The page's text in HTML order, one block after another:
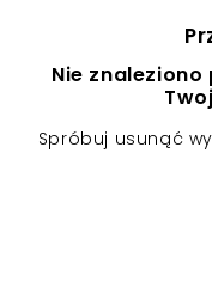
Nie
Spróbuj usunąć